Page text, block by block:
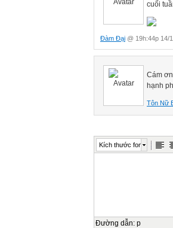
cuối
Đàm Đại @ 19h:44p 14/
Cám
hạnh
Tôn Nữ
Kích thước font
Đường dẫn: p